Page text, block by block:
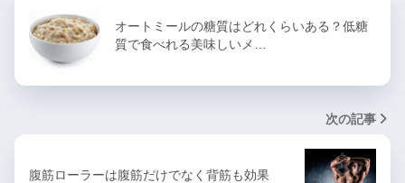
オートミールの糖質はどれくらいある？低糖
質で食べれる美味しいメ…
次の記事
腹筋ローラーは腹筋だけでなく背筋も効果